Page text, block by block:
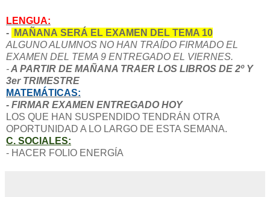
LENGUA:
-
MAÑANA SERÁ EL EXAMEN DEL TEMA 10
ALGUNO ALUMNOS NO HAN TRAÍDO FIRMADO EL
EXAMEN DEL TEMA 9 ENTREGADO EL VIERNES.
-A PARTIR DE MAÑANA TRAER LOS LIBROS DE 2º Y
3er TRIMESTRE
MATEMÁTICAS:
- FIRMAR EXAMEN ENTREGADO HOY
LOS QUE HAN SUSPENDIDO TENDRÁN OTRA
OPORTUNIDAD A LO LARGO DE ESTA SEMANA.
C. SOCIALES:
- HACER FOLIO ENERGÍA